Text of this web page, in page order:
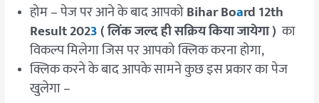
होम – पेज पर आने के बाद आपकोBihar Board 12th
Result 2023( लिंक जल्द ही सक्रिय किया जायेगा ) का
विकल्प मिलेगा जिस पर आपको क्लिक करना होगा,
क्लिक करने के बाद आपके सामने कुछ इस प्रकार का पेज
खुलेगा –